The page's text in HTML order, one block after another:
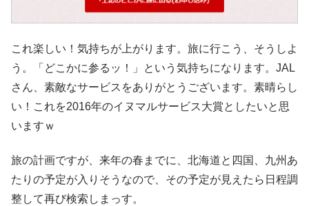
これ楽しい！気持ちが上がります。旅に行こう、そうしよ
う。「どこかに参るッ！」という気持ちになります。JAL
さん、素敵なサービスをありがとうございます。素晴らし
い！これを2016年のイヌマルサービス大賞としたいと思
いますｗ
旅の計画ですが、来年の春までに、北海道と四国、九州あ
たりの予定が入りそうなので、その予定が見えたら日程調
整して再び検索しまっす。